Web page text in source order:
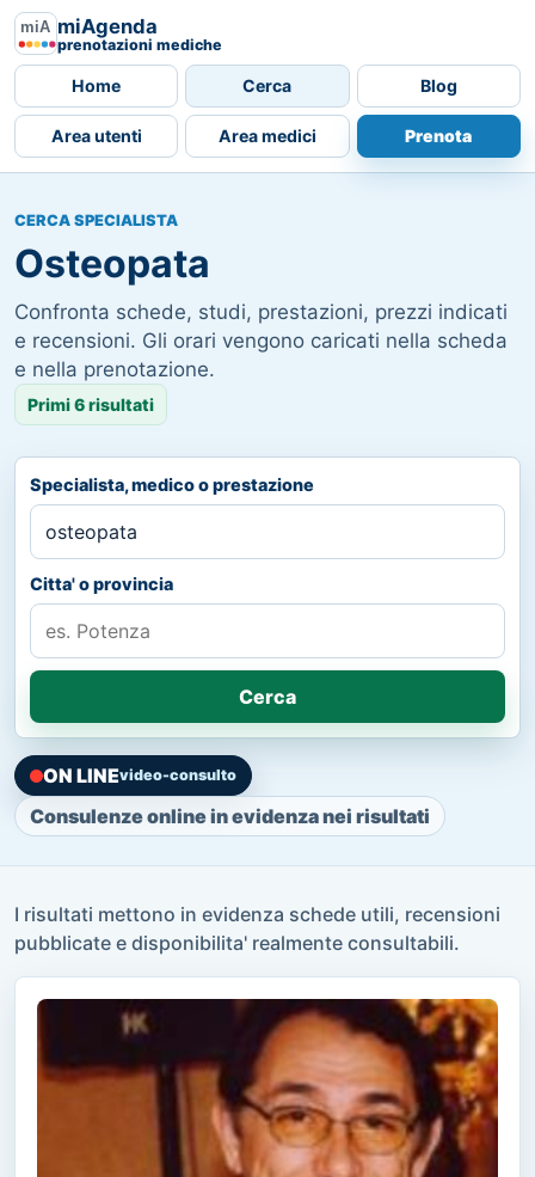
miAgenda
prenotazioni mediche
Home Cerca Blog
Area utenti Area medici Prenota
CERCA SPECIALISTA
Osteopata
Confronta schede, studi, prestazioni, prezzi indicati
e recensioni. Gli orari vengono caricati nella scheda
e nella prenotazione.
Primi 6 risultati
Specialista, medico o prestazione
Citta' o provincia
Cerca
ON LINEvideo-consulto
Consulenze online in evidenza nei risultati
I risultati mettono in evidenza schede utili, recensioni
pubblicate e disponibilita' realmente consultabili.